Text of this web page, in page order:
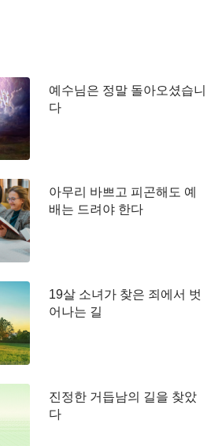
서 말했습니다. “어떤 사람이 하
사람일까요? 참으로 하나님의
하나님의 말씀에 순종하고, 마음
사랑하는 사람이에요. 하나님
하고, 얼마나 고난을 받았든지,
나님의 뜻을 따르는 사람이고,
람이에요. 사실 우리는 피조물
게 주신 모든 것을 누리고 있어
하는 것은 자녀가 부모님께 효
가 마땅히 해야 할 본분이에요.
위해 고난받으며 사역하는 것
것과 맞바꾸려 한다면 하나님을
나님과 거래를 하는 게 아닌가
신하고 사역하면 주님의 칭찬
?”
예수님은 정말 돌아오셨습니
다
아무리 바쁘고 피곤해도 예
배는 드려야 한다
19살 소녀가 찾은 죄에서 벗
어나는 길
진정한 거듭남의 길을 찾았
다